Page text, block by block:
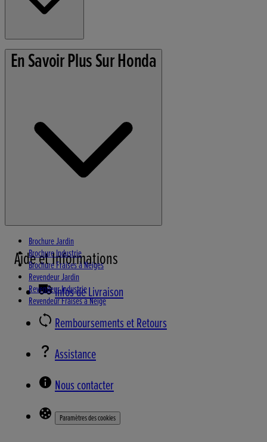
Conditions d'utilisation
Politique de confidentialité
En Savoir Plus Sur Honda
Brochure Jardin
Brochure Industrie
Brochure Fraises à Neiges
Revendeur Jardin
Revendeur Industrie
Revendeur Fraises à Neige
Aide et Informations
Infos de Livraison
Remboursements et Retours
Assistance
Nous contacter
Paramètres des cookies